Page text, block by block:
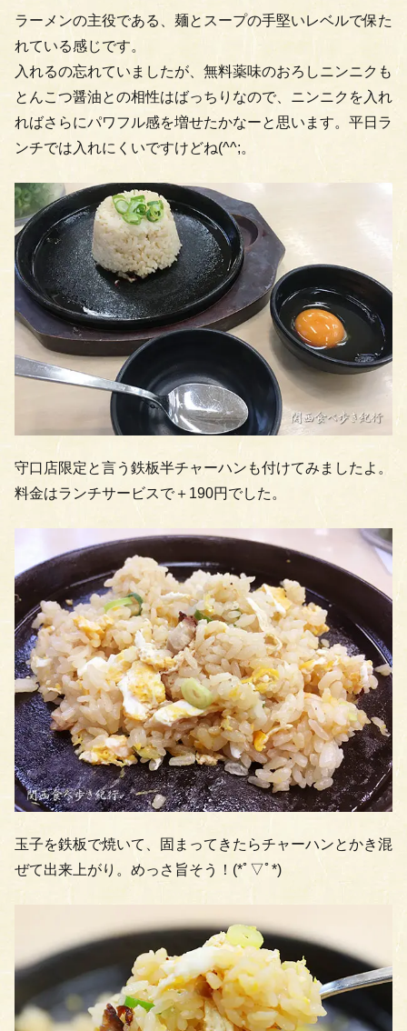
ラーメンの主役である、麺とスープの手堅いレベルで保た
れている感じです。
入れるの忘れていましたが、無料薬味のおろしニンニクも
とんこつ醤油との相性はばっちりなので、ニンニクを入れ
ればさらにパワフル感を増せたかなーと思います。平日ラ
ンチでは入れにくいですけどね(^^;。
守口店限定と言う鉄板半チャーハンも付けてみましたよ。
料金はランチサービスで＋190円でした。
玉子を鉄板で焼いて、固まってきたらチャーハンとかき混
ぜて出来上がり。めっさ旨そう！(*ﾟ▽ﾟ*)